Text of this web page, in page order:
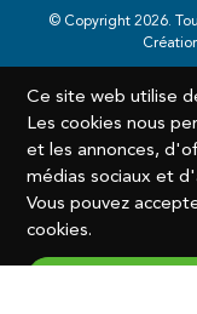
© Copyright 2026.
Ce site web utilise
Les cookies nous
et les annonces,
médias sociaux et
Vous pouvez
cookies.